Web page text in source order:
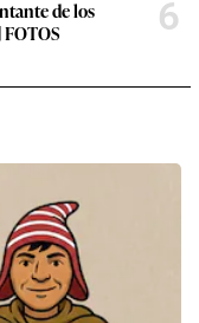
de los
6